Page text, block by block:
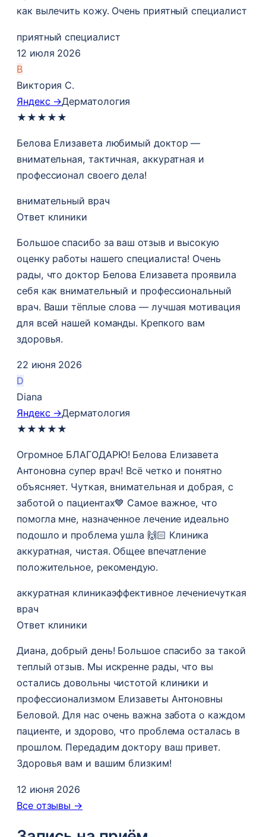
как вылечить кожу. Очень приятный специалист
приятный специалист
12 июля 2026
В
Виктория С.
Яндекс →Дерматология
★ ★ ★ ★ ★
Белова Елизавета любимый доктор —
внимательная, тактичная, аккуратная и
профессионал своего дела!
внимательный врач
Ответ клиники
Большое спасибо за ваш отзыв и высокую
оценку работы нашего специалиста! Очень
рады, что доктор Белова Елизавета проявила
себя как внимательный и профессиональный
врач. Ваши тёплые слова — лучшая мотивация
для всей нашей команды. Крепкого вам
здоровья.
22 июня 2026
D
Diana
Яндекс →Дерматология
★ ★ ★ ★ ★
Огромное БЛАГОДАРЮ! Белова Елизавета
Антоновна супер врач! Всё четко и понятно
объясняет. Чуткая, внимательная и добрая, с
заботой о пациентах💙 Самое важное, что
помогла мне, назначенное лечение идеально
подошло и проблема ушла 🙌🏻 Клиника
аккуратная, чистая. Общее впечатление
положительное, рекомендую.
аккуратная клиникаэффективное лечениечуткая
врач
Ответ клиники
Диана, добрый день! Большое спасибо за такой
теплый отзыв. Мы искренне рады, что вы
остались довольны чистотой клиники и
профессионализмом Елизаветы Антоновны
Беловой. Для нас очень важна забота о каждом
пациенте, и здорово, что проблема осталась в
прошлом. Передадим доктору ваш привет.
Здоровья вам и вашим близким!
12 июня 2026
Все отзывы →